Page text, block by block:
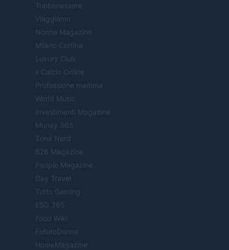
Tuobenessere
Viaggiamo
Nonne Magazine
Milano Cortina
Luxury Club
Il Calcio Online
Professione mamma
World Music
Investimenti Magazine
Money 365
Zona Nerd
B2B Magazine
People Magazine
Day Travel
Tutto Gaming
ESG 365
Food Wiki
FuturoDonna
HomeMagazine